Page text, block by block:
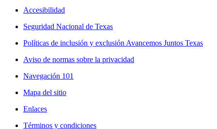
Accesibilidad
Seguridad Nacional de Texas
Políticas de inclusión y exclusión Avancemos Juntos Texas
Aviso de normas sobre la privacidad
Navegación 101
Mapa del sitio
Enlaces
Términos y condiciones